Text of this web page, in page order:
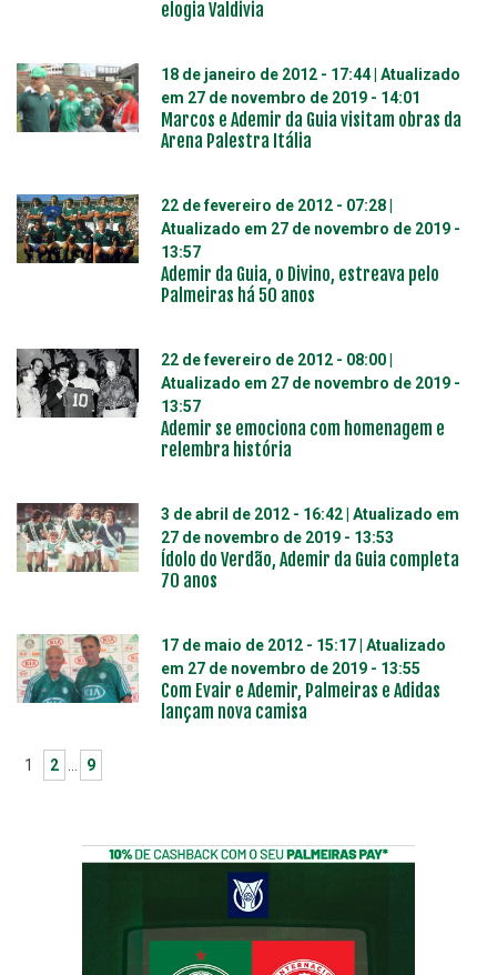
elogia Valdivia
18 de janeiro de 2012 - 17:44| Atualizado
em 27 de novembro de 2019 - 14:01
Marcos e Ademir da Guia visitam obras da
Arena Palestra Itália
22 de fevereiro de 2012 - 07:28
Atualizado em 27 de novembro de 2019 -
13:57
Ademir da Guia, o Divino, estreava pelo
Palmeiras há 50 anos
22 de fevereiro de 2012 - 08:00
Atualizado em 27 de novembro de 2019 -
13:57
Ademir se emociona com homenagem e
relembra história
3 de abril de 2012 - 16:42 | Atualizado em
27 de novembro de 2019 - 13:53
Ídolo do Verdão, Ademir da Guia completa
70 anos
17 de maio de 2012 - 15:17 | Atualizado
em 27 de novembro de 2019 - 13:55
Com Evair e Ademir, Palmeiras e Adidas
lançam nova camisa
1 2 9